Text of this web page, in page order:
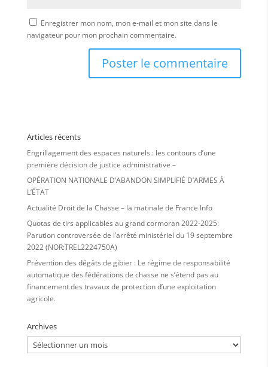
Enregistrer mon nom, mon e-mail et mon site dans le
navigateur pour mon prochain commentaire.
Articles récents
Engrillagement des espaces naturels : les contours d’une
première décision de justice administrative –
OPÉRATION NATIONALE D’ABANDON SIMPLIFIÉ D’ARMES À
L’ÉTAT
Actualité Droit de la Chasse – la matinale de France Info
Quotas de tirs applicables au grand cormoran 2022-2025:
Parution controversée de l’arrêté ministériel du 19 septembre
2022 (NOR:TREL2224750A)
Prévention des dégâts de gibier : Le régime de responsabilité
automatique des fédérations de chasse ne s’étend pas au
financement des travaux de protection d’une exploitation
agricole.
Archives
Archives